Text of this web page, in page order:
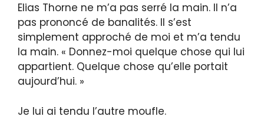
Elias Thorne ne m’a pas serré la main. Il n’a
pas prononcé de banalités. Il s’est
simplement approché de moi et m’a tendu
la main. « Donnez-moi quelque chose qui lui
appartient. Quelque chose qu’elle portait
aujourd’hui. »
Je lui ai tendu l’autre moufle.